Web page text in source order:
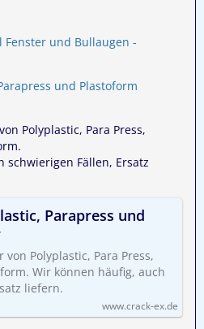
Fenster und Bullaugen -
und Plastoform
Polyplastic, Para Press,
schwierigen Fällen, Ersatz
Parapress und
von Polyplastic, Para Press,
Wir können häufig, auch
liefern.
www.crack-ex.de